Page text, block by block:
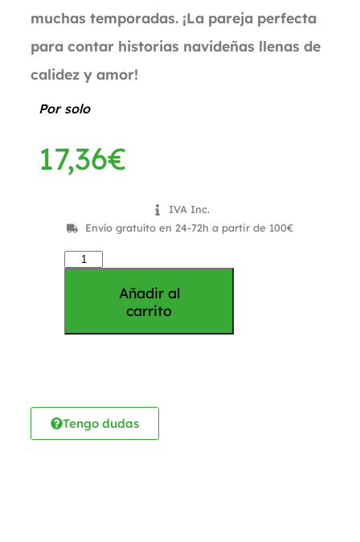
muchas temporadas. ¡La pareja perfecta
para contar historias navideñas llenas de
calidez y amor!
Por solo
17,36€
IVA Inc.
Envío gratuíto en 24-72h a partir de 100€
Añadir al
carrito
Tengo dudas